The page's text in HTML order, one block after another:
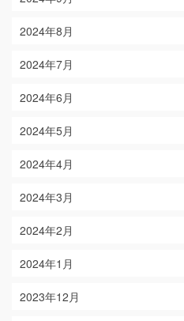
2024年8月
2024年7月
2024年6月
2024年5月
2024年4月
2024年3月
2024年2月
2024年1月
2023年12月